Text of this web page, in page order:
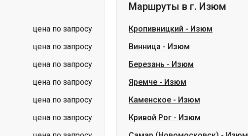
цена по запросу
цена по запросу
цена по запросу
цена по запросу
цена по запросу
цена по запросу
Маршруты в г. Изюм
Кропивницкий - Изюм
Винница - Изюм
Березань - Изюм
Яремче - Изюм
Каменское - Изюм
Кривой Рог - Изюм